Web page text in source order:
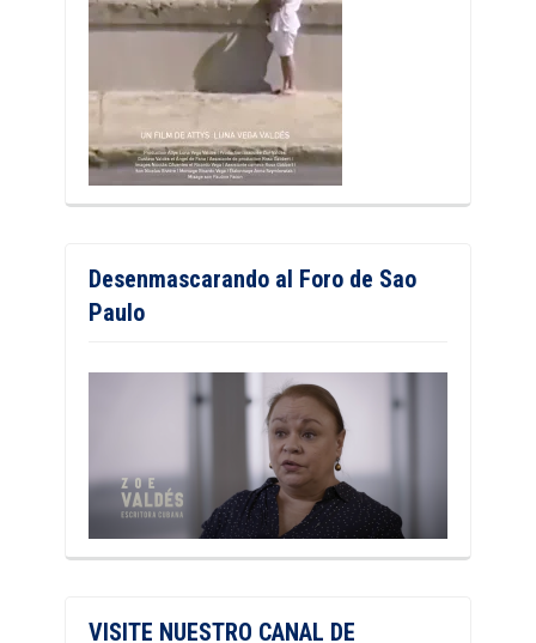
Desenmascarando al Foro de Sao
Paulo
VISITE NUESTRO CANAL DE